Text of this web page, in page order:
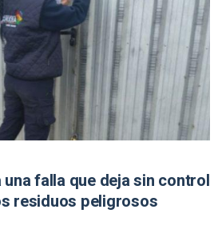
falla que deja sin control
residuos peligrosos